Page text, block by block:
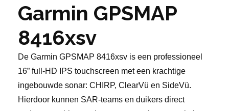
Garmin GPSMAP
8416xsv
De Garmin GPSMAP 8416xsv is een professioneel
16” full-HD IPS touchscreen met een krachtige
ingebouwde sonar: CHIRP, ClearVü en SideVü.
Hierdoor kunnen SAR-teams en duikers direct